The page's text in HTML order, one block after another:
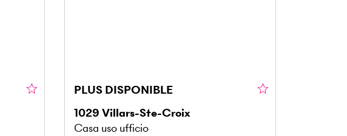
PLUS DISPONIBLE
1029 Villars-Ste-Croix
Casa uso ufficio